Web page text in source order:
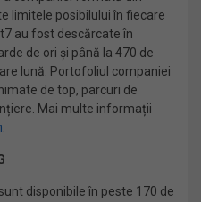
limitele posibilului în fiecare
au fost descărcate în
de ori și până la 470 de
lună. Portofoliul companiei
de top, parcuri de
Mai multe informații
disponibile în peste 170 de